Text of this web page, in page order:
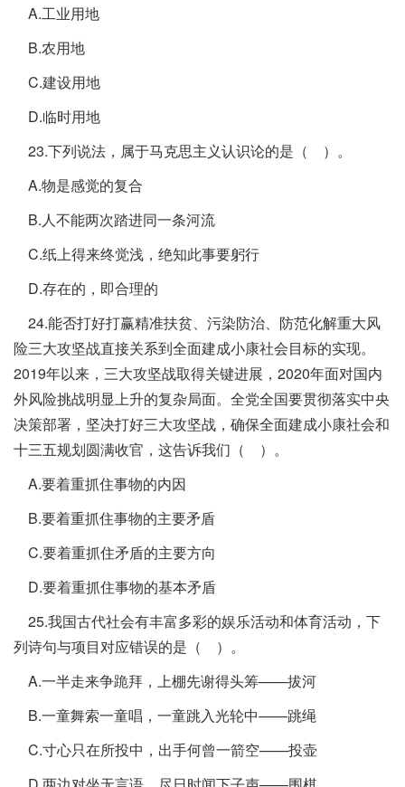
A.工业用地
B.农用地
C.建设用地
D.临时用地
23.下列说法，属于马克思主义认识论的是（ ）。
A.物是感觉的复合
B.人不能两次踏进同一条河流
C.纸上得来终觉浅，绝知此事要躬行
D.存在的，即合理的
24.能否打好打赢精准扶贫、污染防治、防范化解重大风
险三大攻坚战直接关系到全面建成小康社会目标的实现。
2019年以来，三大攻坚战取得关键进展，2020年面对国内
外风险挑战明显上升的复杂局面。全党全国要贯彻落实中央
决策部署，坚决打好三大攻坚战，确保全面建成小康社会和
十三五规划圆满收官，这告诉我们（ ）。
A.要着重抓住事物的内因
B.要着重抓住事物的主要矛盾
C.要着重抓住矛盾的主要方向
D.要着重抓住事物的基本矛盾
25.我国古代社会有丰富多彩的娱乐活动和体育活动，下
列诗句与项目对应错误的是（ ）。
A.一半走来争跪拜，上棚先谢得头筹——拔河
B.一童舞索一童唱，一童跳入光轮中——跳绳
C.寸心只在所投中，出手何曾一箭空——投壶